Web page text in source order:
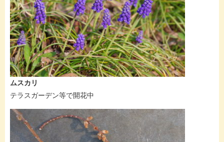
ムスカリ
テラスガーデン等で開花中